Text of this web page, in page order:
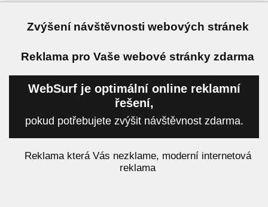
Zvýšení návštěvnosti webových stránek
Reklama pro Vaše webové stránky zdarma
WebSurf je optimální online reklamní
řešení,
pokud potřebujete zvýšit návštěvnost zdarma.
Reklama která Vás nezklame, moderní internetová
reklama